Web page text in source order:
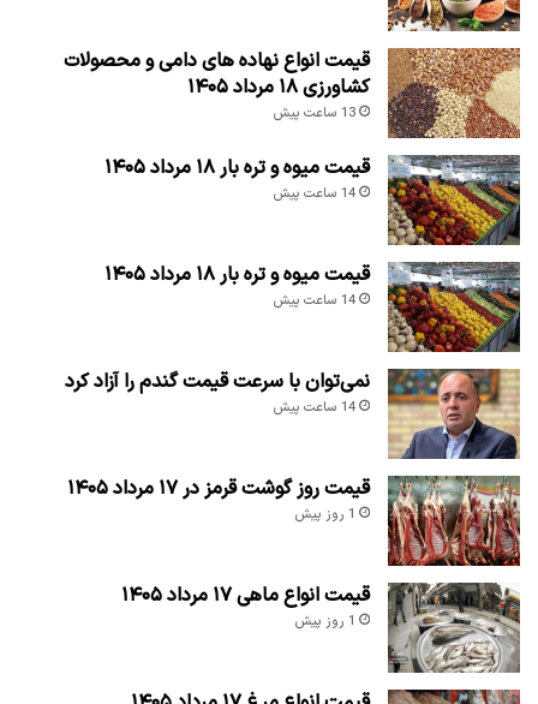
قیمت انواع نهاده های دامی و محصولات
کشاورزی ۱۸ مرداد ۱۴۰۵
13 ساعت پیش
قیمت میوه و تره بار ۱۸ مرداد ۱۴۰۵
14 ساعت پیش
قیمت میوه و تره بار ۱۸ مرداد ۱۴۰۵
14 ساعت پیش
نمی‌توان با سرعت قیمت گندم را آزاد کرد
14 ساعت پیش
قیمت روز گوشت قرمز در ۱۷ مرداد ۱۴۰۵
1 روز پیش
قیمت انواع ماهی ۱۷ مرداد ۱۴۰۵
1 روز پیش